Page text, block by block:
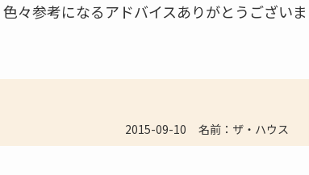
々参考になるアドバイスありがとうございま
2015-09-10 名前：ザ・ハウス